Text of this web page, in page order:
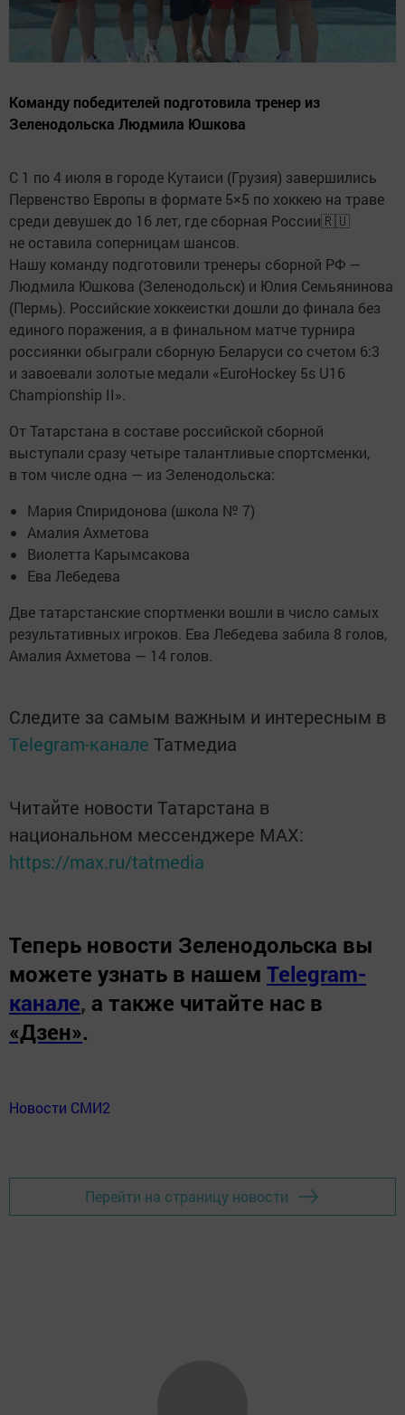
Команду победителей подготовила тренер из
Зеленодольска Людмила Юшкова
С 1 по 4 июля в городе Кутаиси (Грузия) завершились
Первенство Европы в формате 5×5 по хоккею на траве
среди девушек до 16 лет, где сборная России🇷🇺
не оставила соперницам шансов.
Нашу команду подготовили тренеры сборной РФ —
Людмила Юшкова (Зеленодольск) и Юлия Семьянинова
(Пермь). Российские хоккеистки дошли до финала без
единого поражения, а в финальном матче турнира
россиянки обыграли сборную Беларуси со счетом 6:3
и завоевали золотые медали «EuroHockey 5s U16
Championship II».
От Татарстана в составе российской сборной
выступали сразу четыре талантливые спортсменки,
в том числе одна — из Зеленодольска:
Мария Спиридонова (школа № 7)
Амалия Ахметова
Виолетта Карымсакова
Ева Лебедева
Две татарстанские спортменки вошли в число самых
результативных игроков. Ева Лебедева забила 8 голов,
Амалия Ахметова — 14 голов.
Следите за самым важным и интересным в
Telegram-канале Татмедиа
Читайте новости Татарстана в
национальном мессенджере MАХ:
https://max.ru/tatmedia
Теперь новости Зеленодольска вы
можете узнать в нашем Telegram-
канале, а также читайте нас в
«Дзен».
Новости СМИ2
Перейти на страницу новости